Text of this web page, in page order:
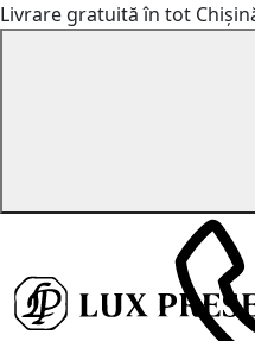
Livrare gratuită în tot